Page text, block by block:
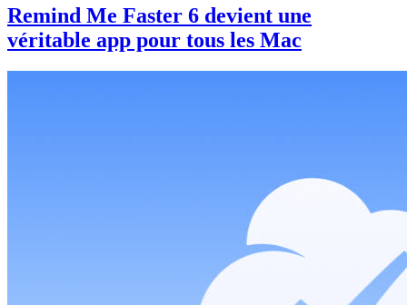
Remind Me Faster 6 devient une
véritable app pour tous les Mac